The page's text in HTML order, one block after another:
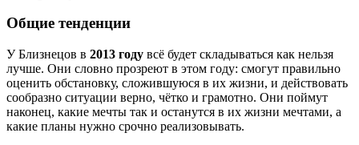
Общие тенденции
У Близнецов в 2013 году всё будет складываться как нельзя
лучше. Они словно прозреют в этом году: смогут правильно
оценить обстановку, сложившуюся в их жизни, и действовать
сообразно ситуации верно, чётко и грамотно. Они поймут
наконец, какие мечты так и останутся в их жизни мечтами, а
какие планы нужно срочно реализовывать.